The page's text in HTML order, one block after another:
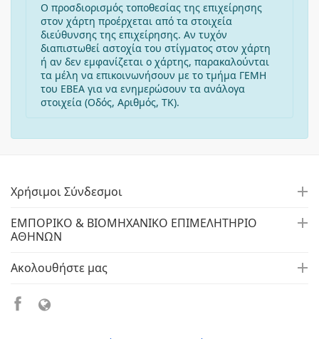
Ο προσδιορισμός τοποθεσίας της επιχείρησης
στον χάρτη προέρχεται από τα στοιχεία
διεύθυνσης της επιχείρησης. Αν τυχόν
διαπιστωθεί αστοχία του στίγματος στον χάρτη
ή αν δεν εμφανίζεται ο χάρτης, παρακαλούνται
τα μέλη να επικοινωνήσουν με το τμήμα ΓΕΜΗ
του ΕΒΕΑ για να ενημερώσουν τα ανάλογα
στοιχεία (Οδός, Αριθμός, ΤΚ).
Χρήσιμοι Σύνδεσμοι
ΕΜΠΟΡΙΚΟ & ΒΙΟΜΗΧΑΝΙΚΟ ΕΠΙΜΕΛΗΤΗΡΙΟ
ΑΘΗΝΩΝ
Ακολουθήστε μας